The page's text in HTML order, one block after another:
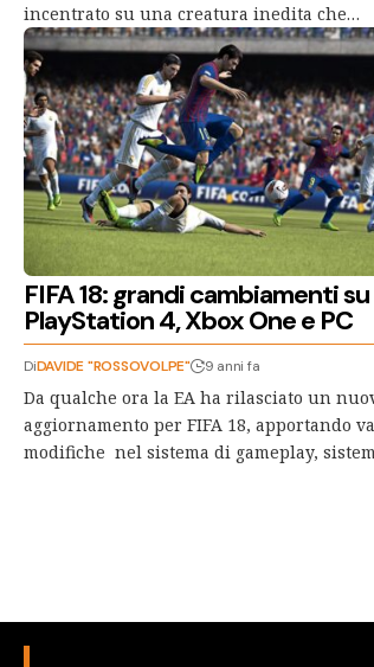
incentrato su una creatura inedita che…
FIFA 18: grandi cambiamenti su
PlayStation 4, Xbox One e PC
DiDAVIDE "ROSSOVOLPE" 9 anni fa
Da qualche ora la EA ha rilasciato un
aggiornamento per FIFA 18, apportando
modifiche nel sistema di gameplay,